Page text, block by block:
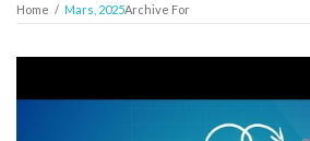
Home / Mars, 2025Archive For